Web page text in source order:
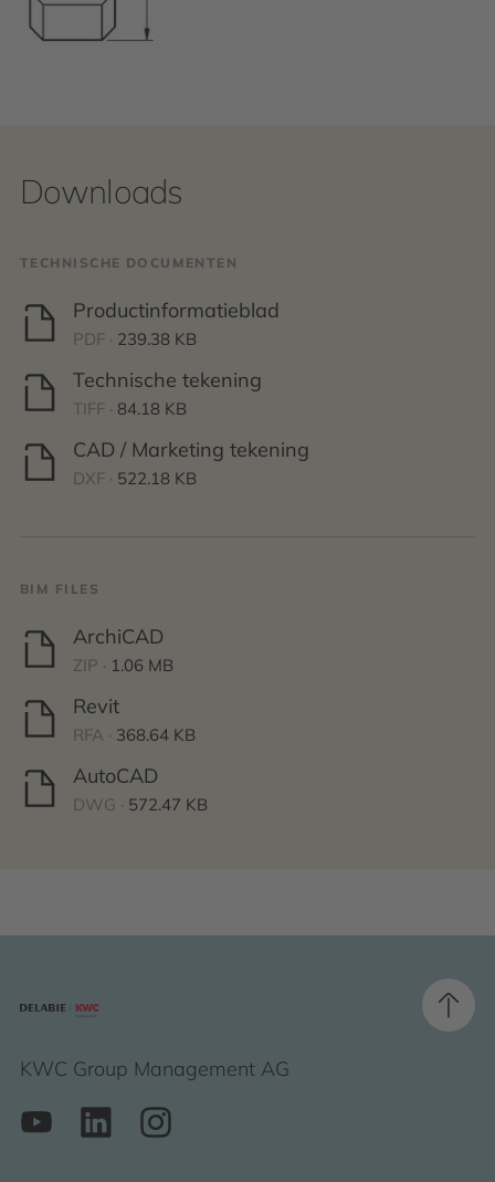
Downloads
TECHNISCHE DOCUMENTEN
Productinformatieblad
PDF · 239.38 KB
Technische tekening
TIFF · 84.18 KB
CAD / Marketing tekening
DXF · 522.18 KB
BIM FILES
ArchiCAD
ZIP · 1.06 MB
Revit
RFA · 368.64 KB
AutoCAD
DWG · 572.47 KB
KWC Group Management AG